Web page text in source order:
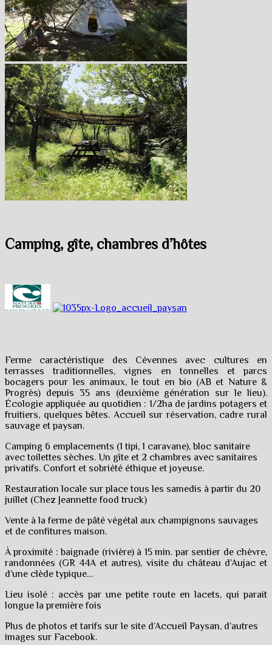
Camping, gîte, chambres d’hôtes
Ferme caractéristique des Cévennes avec cultures en
terrasses traditionnelles, vignes en tonnelles et parcs
bocagers pour les animaux, le tout en bio (AB et Nature &
Progrès) depuis 35 ans (deuxième génération sur le lieu).
Écologie appliquée au quotidien : 1/2ha de jardins potagers et
fruitiers, quelques bêtes. Accueil sur réservation, cadre rural
sauvage et paysan.
Camping 6 emplacements (1 tipi, 1 caravane), bloc sanitaire
avec toilettes sèches. Un gîte et 2 chambres avec sanitaires
privatifs. Confort et sobriété éthique et joyeuse.
Restauration locale sur place tous les samedis à partir du 20
juillet (Chez Jeannette food truck)
Vente à la ferme de pâté végétal aux champignons sauvages
et de confitures maison.
À proximité : baignade (rivière) à 15 min. par sentier de chèvre,
randonnées (GR 44A et autres), visite du château d’Aujac et
d’une clède typique…
Lieu isolé : accès par une petite route en lacets, qui parait
longue la première fois
Plus de photos et tarifs sur le site d’Accueil Paysan, d’autres
images sur Facebook.